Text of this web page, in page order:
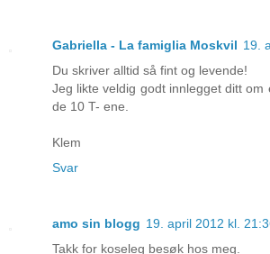
Gabriella - La famiglia Moskvil 19.
Du skriver alltid så fint og levende!
Jeg likte veldig godt innlegget ditt om
de 10 T- ene.
Klem
Svar
amo sin blogg 19. april 2012 kl.
Takk for koseleg besøk hos meg.